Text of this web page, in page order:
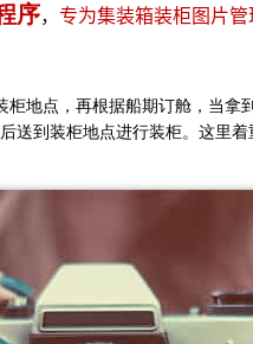
序， 专为集装箱装柜图片
地点，再根据船期订舱，当拿
送到装柜地点进行装柜。这里